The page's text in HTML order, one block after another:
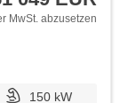
MwSt. abzusetzen
150 kW